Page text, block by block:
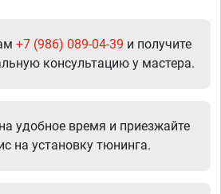
+7 (986) 089-04-39 и получите
консультацию у мастера.
удобное время и приезжайте
на установку тюнинга.